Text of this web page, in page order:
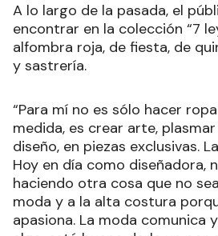
A lo largo de la pasada, el
encontrar en la colección “7
alfombra roja, de fiesta, de
y sastrería.
“Para mí no es sólo hacer
medida, es crear arte,
diseño, en piezas exclusivas.
Hoy en día como diseñadora,
haciendo otra cosa que no
moda y a la alta costura
apasiona. La moda comunica